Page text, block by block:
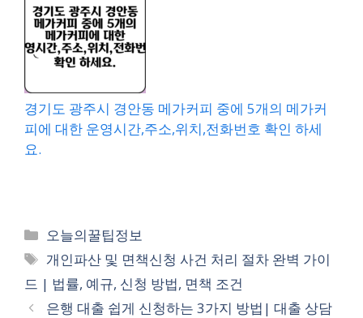
경기도 광주시 경안동 메가커피 중에 5개의 메가커
피에 대한 운영시간,주소,위치,전화번호 확인 하세
요.
카
테
고
리
오늘의꿀팁정보
태
그
개인파산 및 면책신청 사건 처리 절차 완벽 가이
드 | 법률, 예규, 신청 방법, 면책 조건
은행 대출 쉽게 신청하는 3가지 방법| 대출 상담